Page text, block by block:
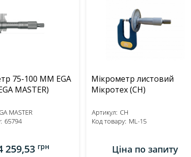
75-100 MM EGA
(EGA MASTER)
MASTER
65794
259,53 грн
Мікрометр листовий
Мікротех (CH)
Артикул: CH
Код товару: ML-15
Ціна по запиту